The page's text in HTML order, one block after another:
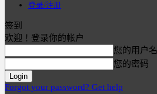
登录/注册
签到
欢迎！登录你的帐户
您的用户名
您的密码
Forgot your password? Get help